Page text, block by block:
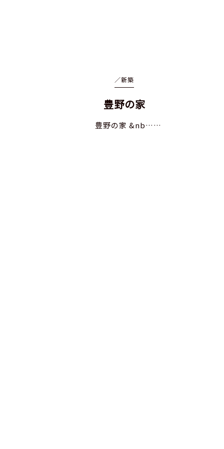
／新築
豊野の家
豊野の家 &nb……